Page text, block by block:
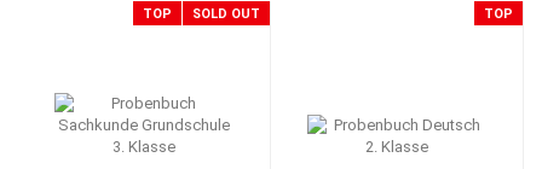
TOP SOLD OUT TOP